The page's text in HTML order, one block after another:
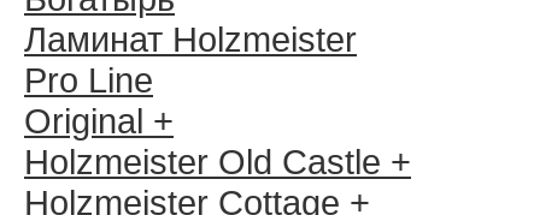
Ламинат Holzmeister
Pro Line
Original +
Holzmeister Old Castle +
Holzmeister Cottage +